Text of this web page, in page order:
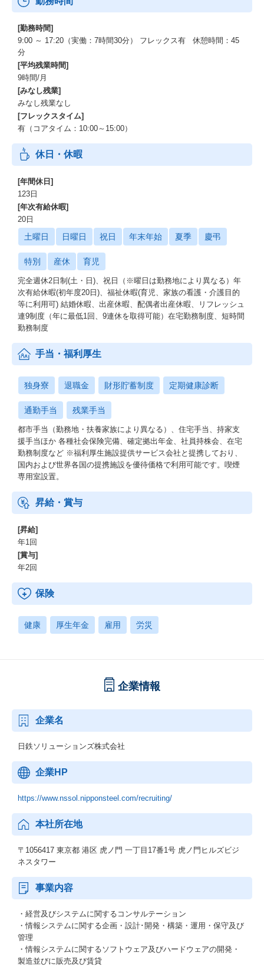
[勤務時間]
9:00 ～ 17:20（実働：7時間30分） フレックス有 休憩時間：45
分
[平均残業時間]
9時間/月
[みなし残業]
みなし残業なし
[フレックスタイム]
有（コアタイム：10:00～15:00）
休日・休暇
[年間休日]
123日
[年次有給休暇]
20日
土曜日 日曜日 祝日 年末年始 夏季 慶弔
特別 産休 育児
完全週休2日制(土・日)、祝日（※曜日は勤務地により異なる）年
次有給休暇(初年度20日)、福祉休暇(育児、家族の看護・介護目的
等に利用可) 結婚休暇、出産休暇、配偶者出産休暇、リフレッシュ
連9制度（年に最低1回、9連休を取得可能）在宅勤務制度、短時間
勤務制度
手当・福利厚生
独身寮 退職金 財形貯蓄制度 定期健康診断
通勤手当 残業手当
都市手当（勤務地・扶養家族により異なる）、住宅手当、持家支
援手当ほか 各種社会保険完備、確定拠出年金、社員持株会、在宅
勤務制度など ※福利厚生施設提供サービス会社と提携しており、
国内および世界各国の提携施設を優待価格で利用可能です。喫煙
専用室設置。
昇給・賞与
[昇給]
年1回
[賞与]
年2回
保険
健康 厚生年金 雇用 労災
企業情報
企業名
日鉄ソリューションズ株式会社
企業HP
https://www.nssol.nipponsteel.com/recruiting/
本社所在地
〒1056417 東京都 港区 虎ノ門 一丁目17番1号 虎ノ門ヒルズビジ
ネスタワー
事業内容
・経営及びシステムに関するコンサルテーション
・情報システムに関する企画・設計･開発・構築・運用・保守及び
管理
・情報システムに関するソフトウェア及びハードウェアの開発・
製造並びに販売及び賃貸